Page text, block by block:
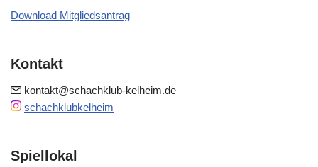
Download Mitgliedsantrag
Kontakt
kontakt@schachklub-kelheim.de
schachklubkelheim
Spiellokal